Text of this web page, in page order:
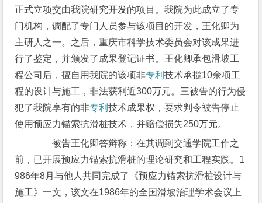
正式立项交由我院研究开发的项目。我院为此成立了专
门机构，调配了专门人员参与该项目的开发，王化卿为
主研人之一。之后，重庆市科学技术委员会对该成果进
行了鉴定，并颁发了成果登记证书。王化卿承包滑坡工
程公司后，擅自用我院的该项非专利技术承揽10余项工
程的设计与施工，非法获利近300万元。三被告的行为侵
犯了我院享有的非专利技术成果权，要求判令被告停止
使用预应力锚索抗滑桩技术，并赔偿损失250万元。
被告王化卿答辩称：在其调到交通学院工作之
前，已开展预应力锚索抗滑桩的理论研究和工程实践。1
986年8月与他人共同完成了《预应力锚索抗滑桩设计与
施工》一文，该文在1986年的全国滑坡治理学术会议上